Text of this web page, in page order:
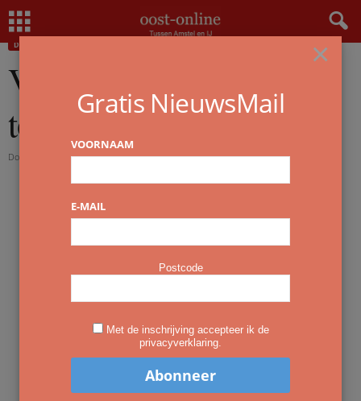
Home Van technisch ingenieur tot ondernemer
DWARS NIEUWS
Van technisch ingenieur
tot ondernemer
Door - 30 december 2020
×
Gratis NieuwsMail
VOORNAAM
E-MAIL
Postcode
Met de inschrijving accepteer ik de
privacyverklaring.